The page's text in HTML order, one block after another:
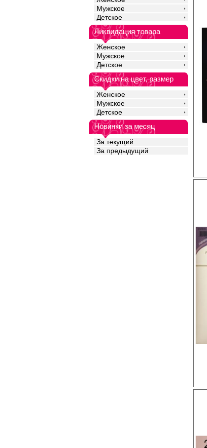
Мужское
Детское
Ликвидация товара
Женское
Мужское
Детское
Скидки на цвет, размер
Женское
Мужское
Детское
Новинки за месяц
За текущий
За предыдущий
силиконе,
Эластан 14%
(8 см) на